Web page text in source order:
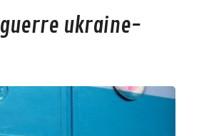
guerre ukraine-